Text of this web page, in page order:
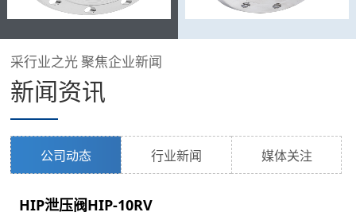
采行业之光 聚焦企业新闻
新闻资讯
公司动态 行业新闻 媒体关注
HIP泄压阀HIP-10RV